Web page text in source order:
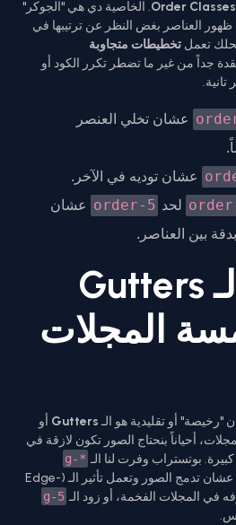
Order Classes. الخاصية دي هي "الجوكر"
العناصر بغض النظر عن ترتيبها في
تخطيطات متجاوبة
جداً من غير ما تضطر تكرر الكود أو
عشان تخلي العنصر
عشان توديه في الآخر.
لحد order-5 عشان
بين العناصر.
تخصيص الـ Gutters
المجلات
"رخيصة" أو تقليدية هو الـGutters أو
أحياناً بنحتاج الصور تكون لازقة في
بوتستراب وفرت لنا الـ g-*
عشان تدمج الصور وتعمل تأثير الـ (Edge-
g-5